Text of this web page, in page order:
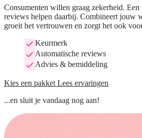
Consumenten willen graag zekerheid.
reviews helpen daarbij. Combineert jouw
groeit het vertrouwen en zorgt het ook
Keurmerk
Automatische reviews
Advies & bemiddeling
Kies een pakket Lees ervaringen
...en sluit je vandaag nog aan!